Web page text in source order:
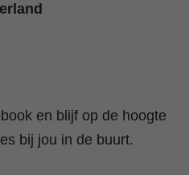
en blijf op de hoogte
bij jou in de buurt.